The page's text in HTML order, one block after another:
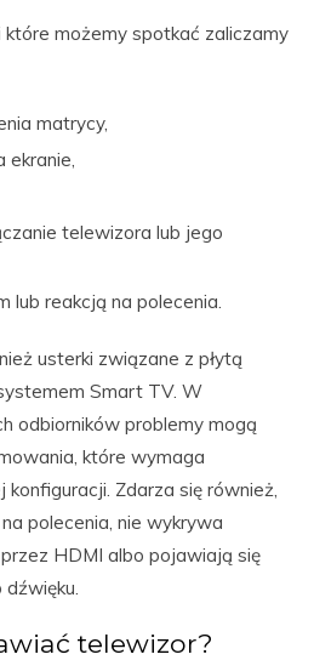
możemy spotkać zaliczamy
matrycy,
ekranie,
telewizora lub jego
lub reakcją na polecenia.
usterki związane z płytą
Smart TV. W
odbiorników problemy mogą
które wymaga
Zdarza się również,
polecenia, nie wykrywa
HDMI albo pojawiają się
dźwięku.
telewizor?